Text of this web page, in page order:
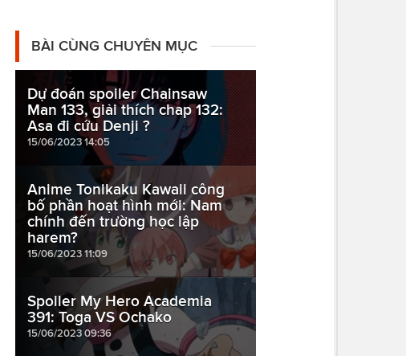
BÀI CÙNG CHUYÊN MỤC
Dự đoán spoiler Chainsaw
Man 133, giải thích chap 132:
Asa đi cứu Denji ?
15/06/2023 14:05
Anime Tonikaku Kawaii công
bố phần hoạt hình mới: Nam
chính đến trường học lập
harem?
15/06/2023 11:09
Spoiler My Hero Academia
391: Toga VS Ochako
15/06/2023 09:36